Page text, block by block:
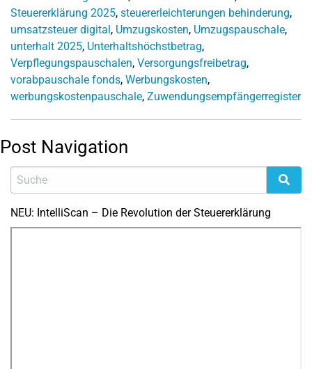
Steuererklärung 2025, steuererleichterungen behinderung,
umsatzsteuer digital, Umzugskosten, Umzugspauschale,
unterhalt 2025, Unterhaltshöchstbetrag,
Verpflegungspauschalen, Versorgungsfreibetrag,
vorabpauschale fonds, Werbungskosten,
werbungskostenpauschale, Zuwendungsempfängerregister
Post Navigation
NEU: IntelliScan – Die Revolution der Steuererklärung